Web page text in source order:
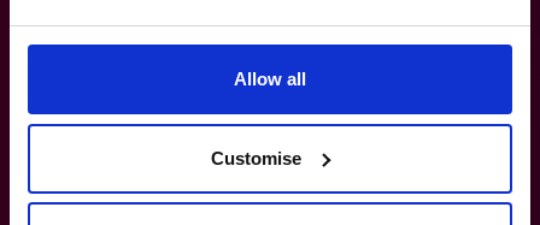
Allow all
Customise
Dois-je diriger un projet d’envergure pour
faire appel à un CFO fractionnaire?
Quelle est l’importance de la planification